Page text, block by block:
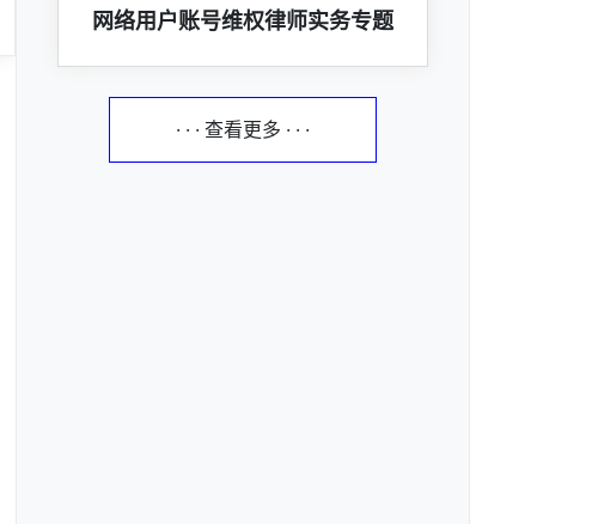
网络用户账号维权律师实务专题
· · · 查看更多 · · ·